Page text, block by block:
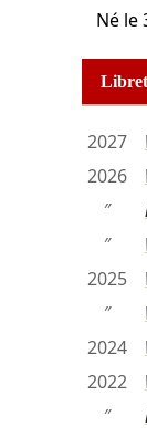
Né le
2027
2026
″
″
2025
″
2024
2022
″